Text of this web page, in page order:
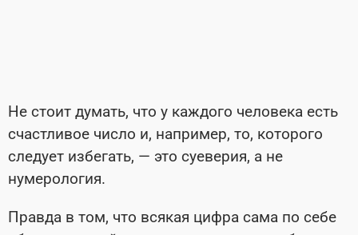
Не стоит думать, что у каждого человека есть
счастливое число и, например, то, которого
следует избегать, — это суеверия, а не
нумерология.
Правда в том, что всякая цифра сама по себе